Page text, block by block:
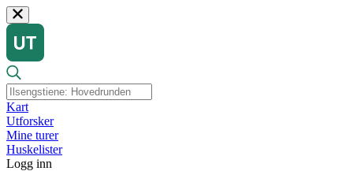
Kart
Utforsker
Mine turer
Huskelister
Logg inn